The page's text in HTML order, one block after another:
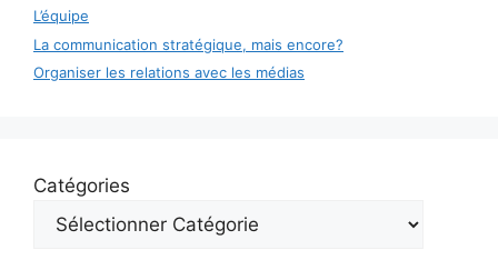
L’équipe
La communication stratégique, mais encore?
Organiser les relations avec les médias
Catégories